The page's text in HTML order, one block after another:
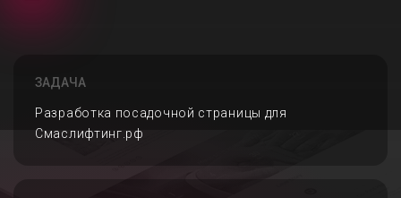
ЗАДАЧА
Разработка посадочной страницы для
Смаслифтинг.рф